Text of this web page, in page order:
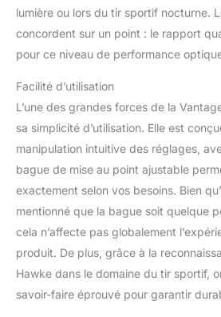
lumière ou lors du tir sportif nocturne.
concordent sur un point : le rapport
pour ce niveau de performance
Facilité d’utilisation
L’une des grandes forces de la
sa simplicité d’utilisation. Elle est
manipulation intuitive des réglages,
bague de mise au point ajustable
exactement selon vos besoins. Bien
mentionné que la bague soit quelque
cela n’affecte pas globalement
produit. De plus, grâce à la
Hawke dans le domaine du tir sportif,
savoir-faire éprouvé pour garantir